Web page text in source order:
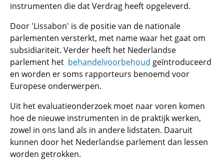
instrumenten die dat Verdrag heeft opgeleverd.
Door 'Lissabon' is de positie van de nationale
parlementen versterkt, met name waar het gaat om
subsidiariteit. Verder heeft het Nederlandse
parlement het behandelvoorbehoud geïntroduceerd
en worden er soms rapporteurs benoemd voor
Europese onderwerpen.
Uit het evaluatieonderzoek moet naar voren komen
hoe de nieuwe instrumenten in de praktijk werken,
zowel in ons land als in andere lidstaten. Daaruit
kunnen door het Nederlandse parlement dan lessen
worden getrokken.